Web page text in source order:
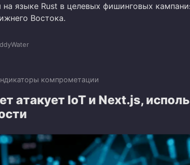
на языке Rust в целевых фишинговых
Востока.
компрометации
атакует IoT и Next.js,